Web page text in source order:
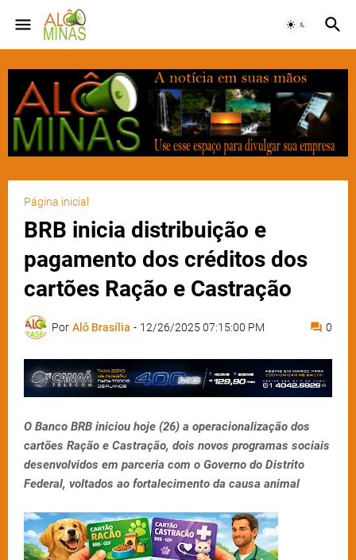
Página inicial
BRB inicia distribuição e
pagamento dos créditos dos
cartões Ração e Castração
Por Alô Brasília - 12/26/2025 07:15:00 PM 0
O Banco BRB iniciou hoje (26) a operacionalização dos
cartões Ração e Castração, dois novos programas sociais
desenvolvidos em parceria com o Governo do Distrito
Federal, voltados ao fortalecimento da causa animal